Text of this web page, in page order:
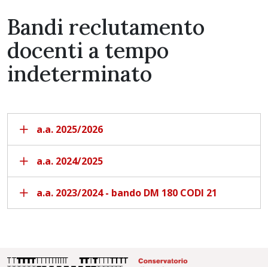
Bandi reclutamento
docenti a tempo
indeterminato
a.a. 2025/2026
a.a. 2024/2025
a.a. 2023/2024 - bando DM 180 CODI 21